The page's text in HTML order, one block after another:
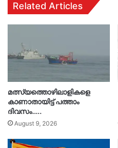
Related Articles
മത്സ്യത്തൊഴിലാളികളെ
കാണാതായിട്ട് പത്താം
ദിവസം…..
August 9, 2026